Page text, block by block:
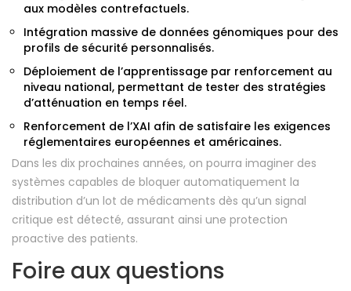
aux modèles contrefactuels.
Intégration massive de données génomiques pour des
profils de sécurité personnalisés.
Déploiement de l’apprentissage par renforcement au
niveau national, permettant de tester des stratégies
d’atténuation en temps réel.
Renforcement de l’XAI afin de satisfaire les exigences
réglementaires européennes et américaines.
Dans les dix prochaines années, on pourra imaginer des
systèmes capables de bloquer automatiquement la
distribution d’un lot de médicaments dès qu’un signal
critique est détecté, assurant ainsi une protection
proactive des patients.
Foire aux questions